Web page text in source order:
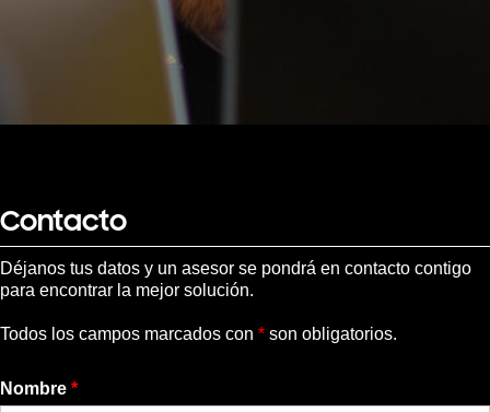
Contacto
Déjanos tus datos y un asesor se pondrá en contacto contigo
para encontrar la mejor solución.
Todos los campos marcados con * son obligatorios.
Nombre *